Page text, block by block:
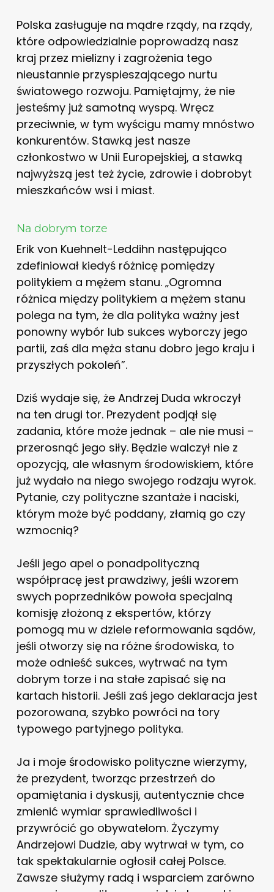
Polska zasługuje na mądre rządy, na rządy,
które odpowiedzialnie poprowadzą nasz
kraj przez mielizny i zagrożenia tego
nieustannie przyspieszającego nurtu
światowego rozwoju. Pamiętajmy, że nie
jesteśmy już samotną wyspą. Wręcz
przeciwnie, w tym wyścigu mamy mnóstwo
konkurentów. Stawką jest nasze
członkostwo w Unii Europejskiej, a stawką
najwyższą jest też życie, zdrowie i dobrobyt
mieszkańców wsi i miast.
Na dobrym torze
Erik von Kuehnelt-Leddihn następująco
zdefiniował kiedyś różnicę pomiędzy
politykiem a mężem stanu. „Ogromna
różnica między politykiem a mężem stanu
polega na tym, że dla polityka ważny jest
ponowny wybór lub sukces wyborczy jego
partii, zaś dla męża stanu dobro jego kraju i
przyszłych pokoleń”.
Dziś wydaje się, że Andrzej Duda wkroczył
na ten drugi tor. Prezydent podjął się
zadania, które może jednak – ale nie musi –
przerosnąć jego siły. Będzie walczył nie z
opozycją, ale własnym środowiskiem, które
już wydało na niego swojego rodzaju wyrok.
Pytanie, czy polityczne szantaże i naciski,
którym może być poddany, złamią go czy
wzmocnią?
Jeśli jego apel o ponadpolityczną
współpracę jest prawdziwy, jeśli wzorem
swych poprzedników powoła specjalną
komisję złożoną z ekspertów, którzy
pomogą mu w dziele reformowania sądów,
jeśli otworzy się na różne środowiska, to
może odnieść sukces, wytrwać na tym
dobrym torze i na stałe zapisać się na
kartach historii. Jeśli zaś jego deklaracja jest
pozorowana, szybko powróci na tory
typowego partyjnego polityka.
Ja i moje środowisko polityczne wierzymy,
że prezydent, tworząc przestrzeń do
opamiętania i dyskusji, autentycznie chce
zmienić wymiar sprawiedliwości i
przywrócić go obywatelom. Życzymy
Andrzejowi Dudzie, aby wytrwał w tym, co
tak spektakularnie ogłosił całej Polsce.
Zawsze służymy radą i wsparciem zarówno